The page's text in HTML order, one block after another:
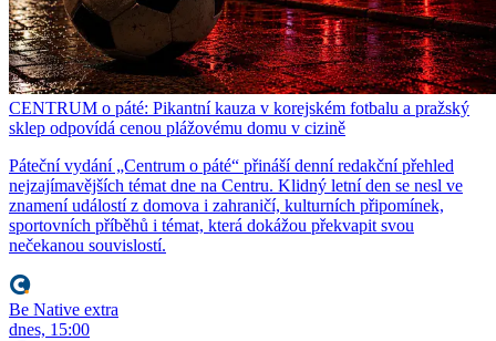
CENTRUM o páté: Pikantní kauza v korejském fotbalu a pražský
sklep odpovídá cenou plážovému domu v cizině
Páteční vydání „Centrum o páté“ přináší denní redakční přehled
nejzajímavějších témat dne na Centru. Klidný letní den se nesl ve
znamení událostí z domova i zahraničí, kulturních připomínek,
sportovních příběhů i témat, která dokážou překvapit svou
nečekanou souvislostí.
Be Native extra
dnes, 15:00